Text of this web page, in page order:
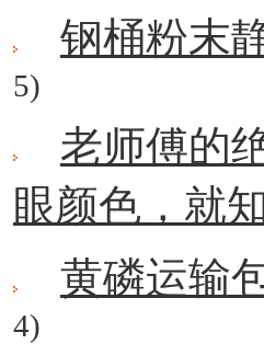
钢桶粉末
5)
老师傅的
眼颜色，就
黄磷运输
4)